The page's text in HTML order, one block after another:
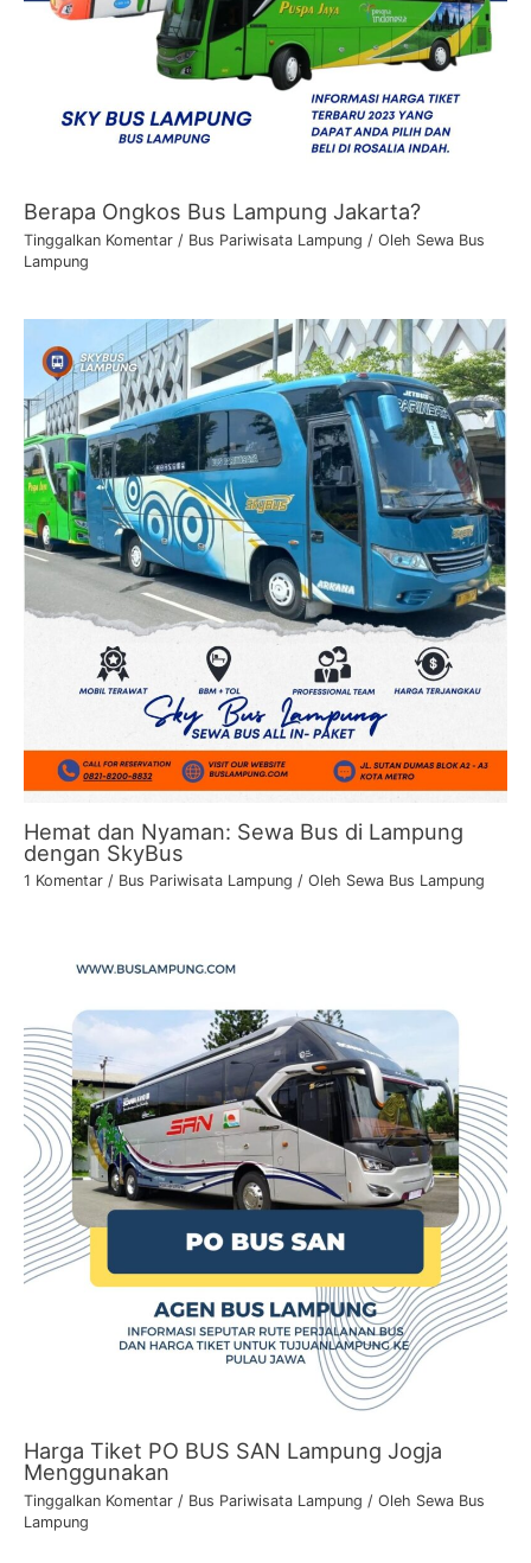
Berapa Ongkos Bus Lampung Jakarta?
Tinggalkan Komentar / Bus Pariwisata Lampung / Oleh Sewa Bus
Lampung
Hemat dan Nyaman: Sewa Bus di Lampung
dengan SkyBus
1 Komentar / Bus Pariwisata Lampung / Oleh Sewa Bus Lampung
Harga Tiket PO BUS SAN Lampung Jogja
Menggunakan
Tinggalkan Komentar / Bus Pariwisata Lampung / Oleh Sewa Bus
Lampung